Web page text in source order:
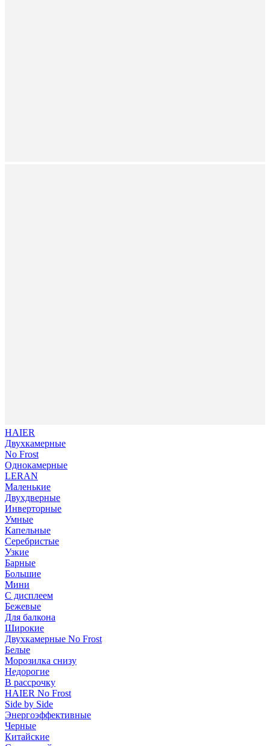
HAIER
Двухкамерные
No Frost
Однокамерные
LERAN
Маленькие
Двухдверные
Инверторные
Умные
Капельные
Серебристые
Узкие
Барные
Большие
Мини
С дисплеем
Бежевые
Для балкона
Широкие
Двухкамерные No Frost
Белые
Морозилка снизу
Недорогие
В рассрочку
HAIER No Frost
Side by Side
Энергоэффективные
Черные
Китайские